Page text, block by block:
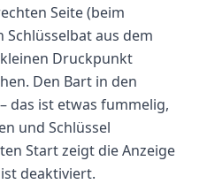
Seite (beim
Schlüsselbat aus dem
Druckpunkt
Den Bart in den
das ist etwas fummelig,
und Schlüssel
Start zeigt die Anzeige
deaktiviert.